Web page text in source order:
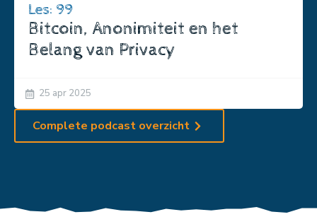
Les: 99
Bitcoin, Anonimiteit en het
Belang van Privacy
25 apr 2025
Complete podcast overzicht